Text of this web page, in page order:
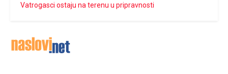
Vatrogasci ostaju na terenu u pripravnosti